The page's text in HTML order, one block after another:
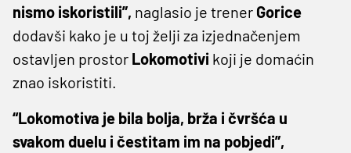
nismo iskoristili”, naglasio je trener Gorice
dodavši kako je u toj želji za izjednačenjem
ostavljen prostor Lokomotivi koji je domaćin
znao iskoristiti.
“Lokomotiva je bila bolja, brža i čvršća u
svakom duelu i čestitam im na pobjedi”,